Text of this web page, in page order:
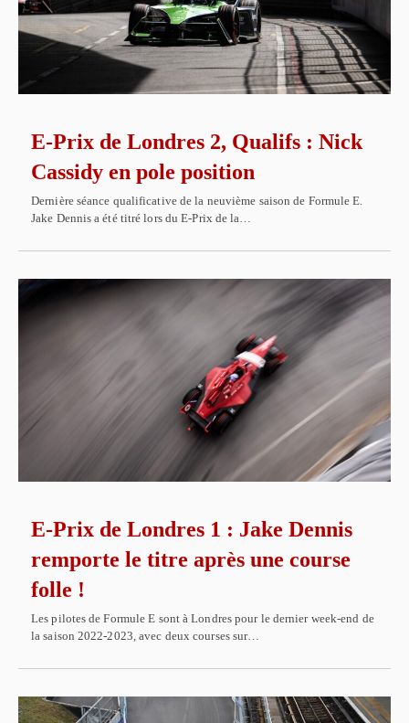
E-Prix de Londres 2, Qualifs : Nick
Cassidy en pole position
Dernière séance qualificative de la neuvième saison de Formule E.
Jake Dennis a été titré lors du E-Prix de la…
E-Prix de Londres 1 : Jake Dennis
remporte le titre après une course
folle !
Les pilotes de Formule E sont à Londres pour le dernier week-end de
la saison 2022-2023, avec deux courses sur…